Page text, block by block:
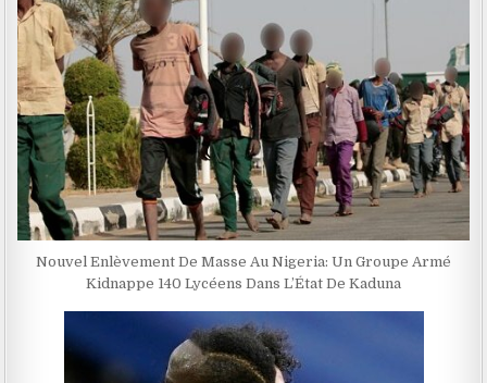
Nouvel Enlèvement De Masse Au Nigeria: Un Groupe Armé
Kidnappe 140 Lycéens Dans L’État De Kaduna